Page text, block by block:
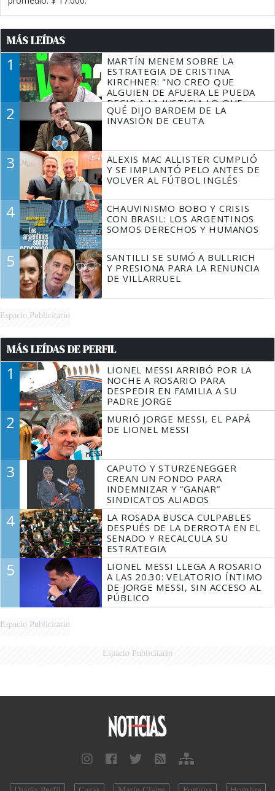
MÁS LEÍDAS
1
MARTÍN MENEM SOBRE LA
ESTRATEGIA DE CRISTINA
KIRCHNER: "NO CREO QUE
ALGUIEN DE AFUERA LE PUEDA
DECIR A LA JUSTICIA LO QUE
TIENE QUE HACER"
2
QUÉ DIJO BARDEM DE LA
INVASIÓN DE CEUTA
3
ALEXIS MAC ALLISTER CUMPLIÓ
Y SE IMPLANTÓ PELO ANTES DE
VOLVER AL FÚTBOL INGLÉS
4
CHAUVINISMO BOBO Y CRISIS
CON BRASIL: LOS ARGENTINOS
SOMOS DERECHOS Y HUMANOS
5
SANTILLI SE SUMÓ A BULLRICH
Y PRESIONA PARA LA RENUNCIA
DE VILLARRUEL
Espacio Publicitario
MÁS LEÍDAS DE PERFIL
1
LIONEL MESSI ARRIBÓ POR LA
NOCHE A ROSARIO PARA
DESPEDIR EN FAMILIA A SU
PADRE JORGE
2
MURIÓ JORGE MESSI, EL PAPÁ
DE LIONEL MESSI
3
CAPUTO Y STURZENEGGER
CREAN UN FONDO PARA
INDEMNIZAR Y “GANAR”
SINDICATOS ALIADOS
4
LA ROSADA BUSCA CULPABLES
DESPUÉS DE LA DERROTA EN EL
SENADO Y RECALCULA SU
ESTRATEGIA
5
LIONEL MESSI LLEGA A ROSARIO
A LAS 20.30: VELATORIO ÍNTIMO
DE JORGE MESSI, SIN ACCESO AL
PÚBLICO
Espacio Publicitario
Espacio Publicitario